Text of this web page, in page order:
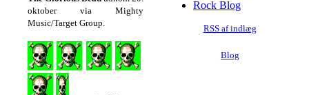
oktober via Mighty
Music/Target Group.
Rock Blog
RSS af indlæg
Blog